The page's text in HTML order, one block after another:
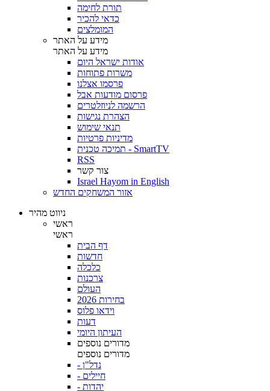
תורת לחימה
כדאי להכיר
המומלצים
מידע על האתר
מידע על האתר
אודות ישראל היום
משרות פתוחות
פרסמו אצלנו
פרסום מודעות אבל
הרשמה לניוזלטרים
הצהרת נגישות
תנאי שימוש
מדיניות פרטיות
תמיכה טכנית - SmartTV
RSS
צור קשר
Israel Hayom in English
אזור המשחקים החדש
ניווט מהיר
ראשי
ראשי
דף הבית
חדשות
כלכלה
צרכנות
העולם
בחירות 2026
וידאו פלוס
דעות
העיתון היומי
מדורים נוספים
מדורים נוספים
- נדל"ן
- חיילים
- יהדות